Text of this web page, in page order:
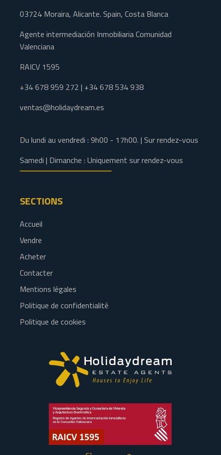
03724 Moraira, Alicante. Spain, Costa Blanca
Agente intermediación Inmobiliaria Comunidad
Valenciana
RAICV 1595
+34 678 959 272 | +34 678 534 938
ventas@holidaydream.es
Du lundi au vendredi : 9h00 - 17h00. | Sur rendez-vous
Samedi | Dimanche : Uniquement sur rendez-vous
SECTIONS
Accueil
Vendre
Acheter
Contacter
Mentions légales
Politique de confidentialité
Politique de cookies